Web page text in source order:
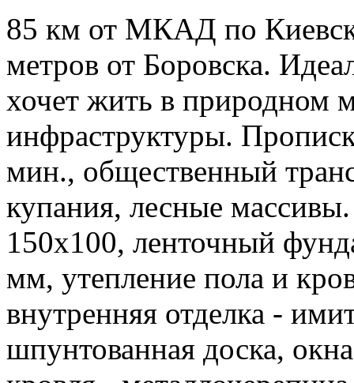
85 км от МКАД по
метров от Боровска.
хочет жить в природном
инфраструктуры.
мин., общественный
купания, лесные
150х100, ленточный
мм, утепление пола и
внутренняя отделка -
шпунтованная доска,